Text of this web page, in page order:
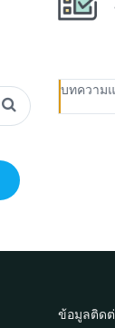
บทความ
ข้อมูลติด